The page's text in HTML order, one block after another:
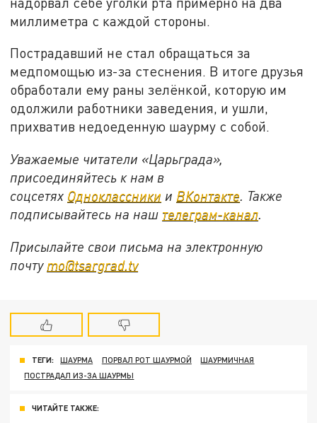
миллиметра с каждой стороны.
Пострадавший не стал обращаться за
медпомощью из-за стеснения. В итоге друзья
обработали ему раны зелёнкой, которую им
одолжили работники заведения, и ушли,
прихватив недоеденную шаурму с собой.
Уважаемые читатели «Царьграда»,
присоединяйтесь к нам в
соцсетях Одноклассники и ВКонтакте. Также
подписывайтесь на наш телеграм-канал.
Присылайте свои письма на электронную
почту mo@tsargrad.tv
ТЕГИ: ШАУРМА ПОРВАЛ РОТ ШАУРМОЙ
ШАУРМИЧНАЯ
ПОСТРАДАЛ ИЗ-ЗА ШАУРМЫ
ЧИТАЙТЕ ТАКЖЕ: